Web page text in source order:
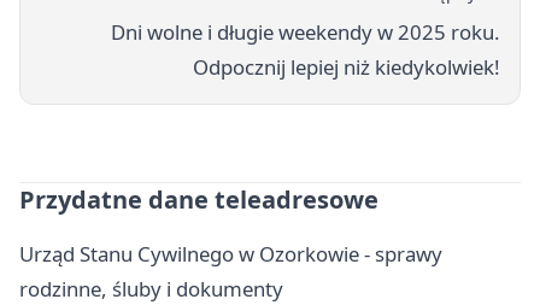
Dni wolne i długie weekendy w 2025 roku.
Odpocznij lepiej niż kiedykolwiek!
Przydatne dane teleadresowe
Urząd Stanu Cywilnego w Ozorkowie - sprawy
rodzinne, śluby i dokumenty